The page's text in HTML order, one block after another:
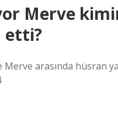
Merve
etti?
arasında hüsran